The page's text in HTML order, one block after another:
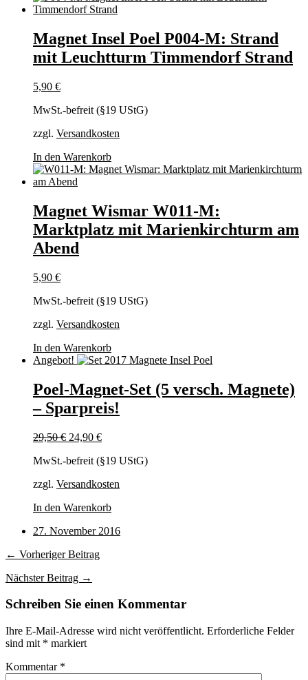
Magnet Insel Poel P004-M: Strand
mit Leuchtturm Timmendorf Strand
5,90 €
MwSt.-befreit (§19 UStG)
zzgl. Versandkosten
In den Warenkorb
Magnet Wismar W011-M:
Marktplatz mit Marienkirchturm am
Abend
5,90 €
MwSt.-befreit (§19 UStG)
zzgl. Versandkosten
In den Warenkorb
Angebot!
Poel-Magnet-Set (5 versch. Magnete)
– Sparpreis!
29,50€ Ursprünglicher
war:
24,90 €Aktueller
ist:
MwSt.-befreit (§19 UStG)
zzgl. Versandkosten
In den Warenkorb
27. November 2016
← Vorheriger Beitrag
Nächster Beitrag →
Schreiben Sie einen Kommentar
Ihre E-Mail-Adresse wird nicht veröffentlicht. Erforderliche Felder
sind mit * markiert
Kommentar *